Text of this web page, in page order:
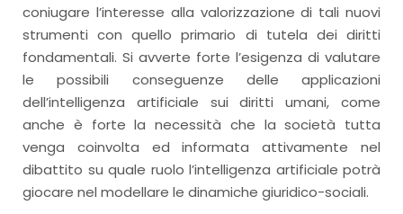
coniugare l’interesse alla valorizzazione di tali nuovi
strumenti con quello primario di tutela dei diritti
fondamentali. Si avverte forte l’esigenza di valutare
le possibili conseguenze delle applicazioni
dell’intelligenza artificiale sui diritti umani, come
anche è forte la necessità che la società tutta
venga coinvolta ed informata attivamente nel
dibattito su quale ruolo l’intelligenza artificiale potrà
giocare nel modellare le dinamiche giuridico-sociali.